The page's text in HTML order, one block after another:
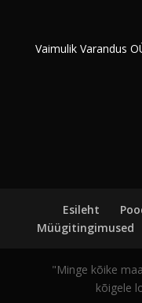
Vaimulik Varandus
Esileht
Müügitingimused
"Minge kõike
kõigele